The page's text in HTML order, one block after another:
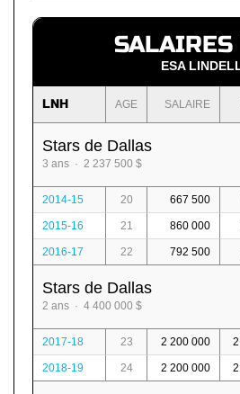
SALAIRES
ESA
LNH AGE SALAIRE
Stars de Dallas
3 ans · 2 237 500 $
2014-15 20 667 500
2015-16 21 860 000
2016-17 22 792 500
Stars de Dallas
2 ans · 4 400 000 $
2017-18 23 2 200 000
2018-19 24 2 200 000